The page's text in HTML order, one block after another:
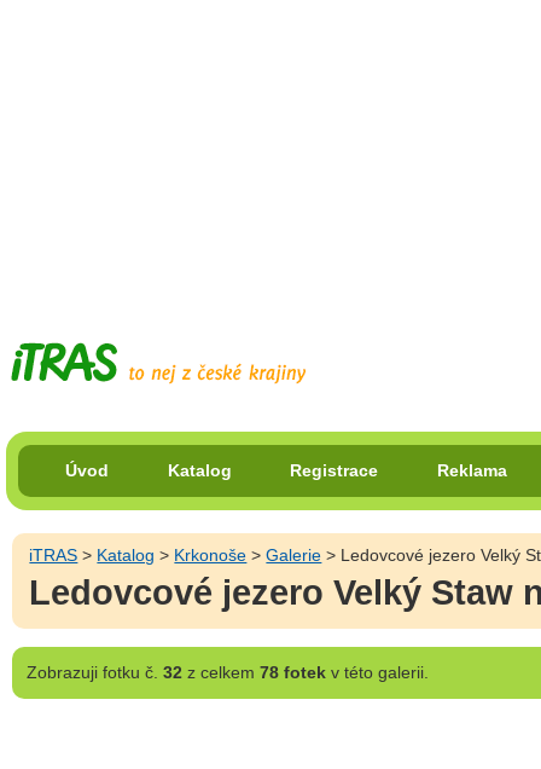
Úvod Katalog Registrace Reklama
iTRAS > Katalog > Krkonoše >Galerie > Ledovcové jezero Velký
Ledovcové jezero Velký Staw
Zobrazujifotku č. 32 z celkem 78 fotekv této galerii.